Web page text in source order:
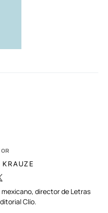
director de Letras
Clío.